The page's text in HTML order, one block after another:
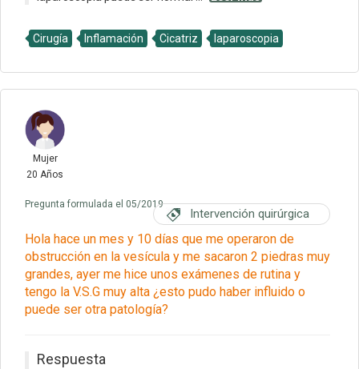
Cirugía Inflamación Cicatriz laparoscopia
Mujer
20 Años
Pregunta formulada el 05/2019
Intervención quirúrgica
Hola hace un mes y 10 días que me operaron de
obstrucción en la vesícula y me sacaron 2 piedras muy
grandes, ayer me hice unos exámenes de rutina y
tengo la V.S.G muy alta ¿esto pudo haber influido o
puede ser otra patología?
Respuesta